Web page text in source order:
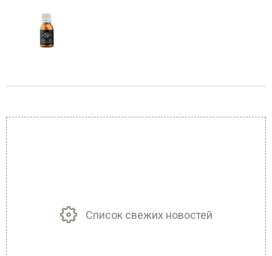
Список свежих новостей